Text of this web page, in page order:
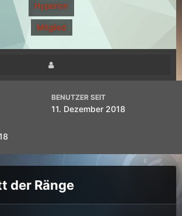
Hyperion
Mitglied
BENUTZER SEIT
11. Dezember 2018
der Ränge